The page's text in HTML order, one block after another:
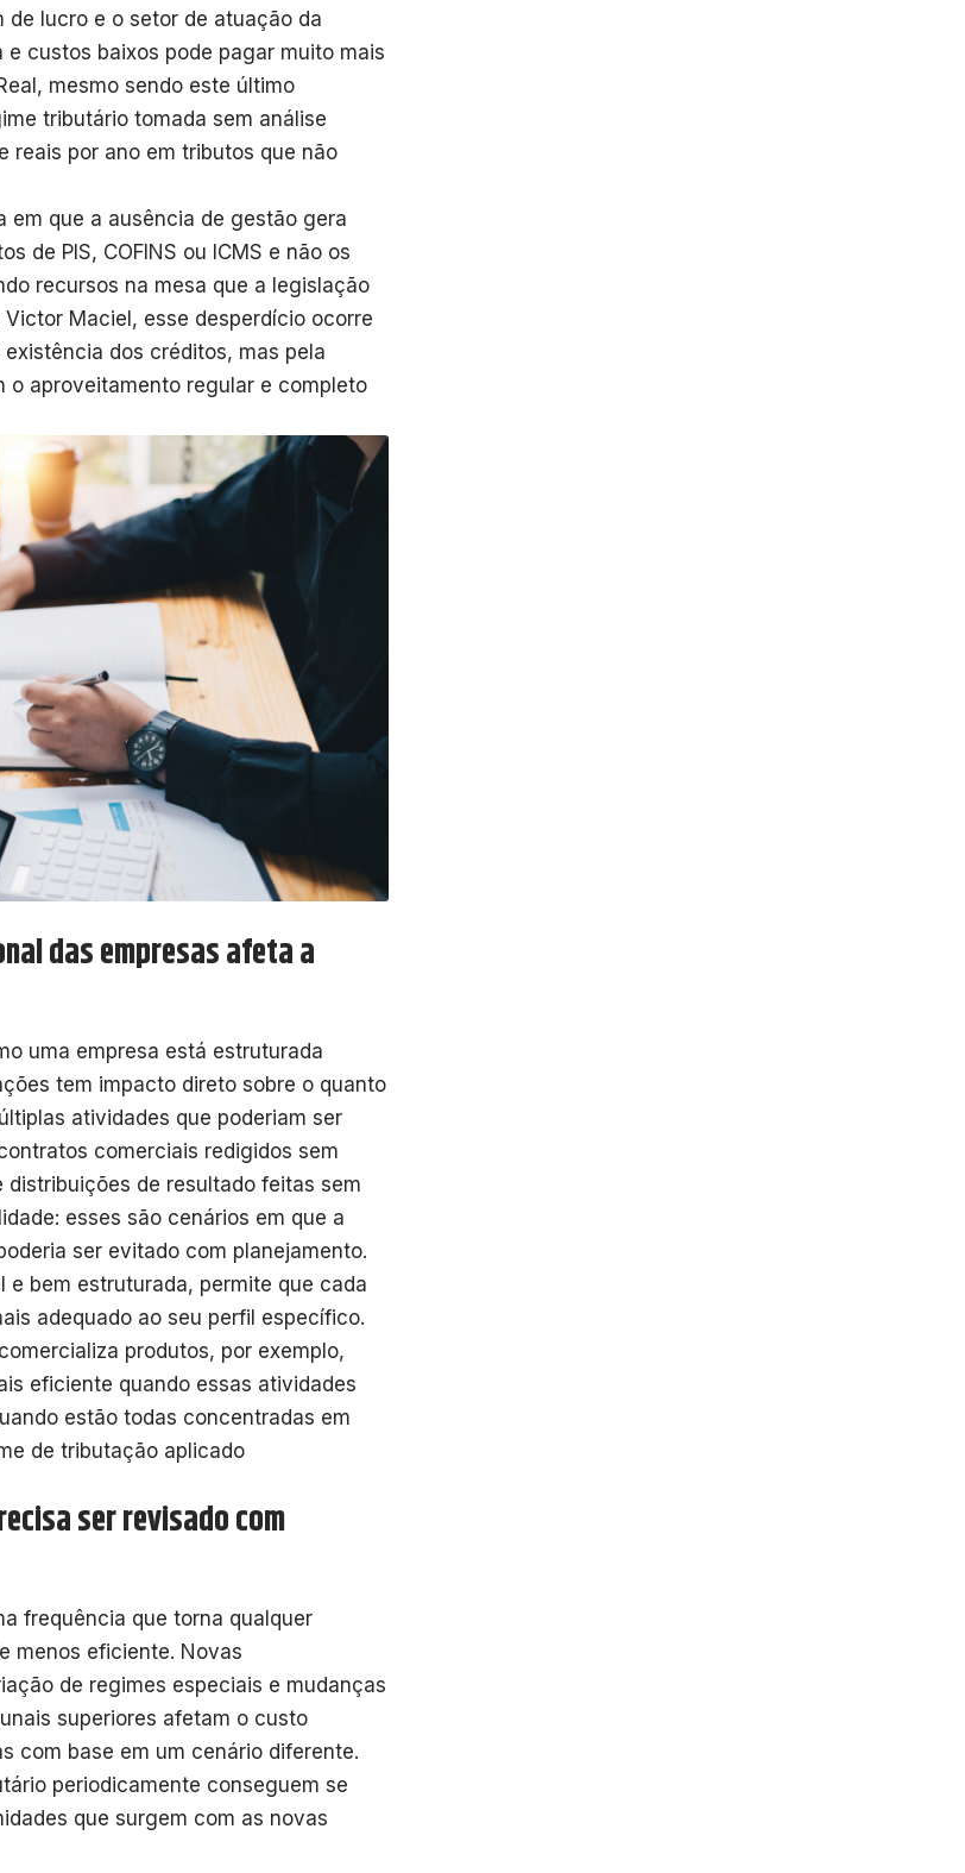
lucro e o setor de atuação da
custos baixos pode pagar muito mais
mesmo sendo este último
tributário tomada sem análise
reais por ano em tributos que não
em que a ausência de gestão gera
de PIS, COFINS ou ICMS e não os
recursos na mesa que a legislação
Maciel, esse desperdício ocorre
dos créditos, mas pela
o aproveitamento regular e completo
das empresas afeta a
uma empresa está estruturada
tem impacto direto sobre o quanto
atividades que poderiam ser
comerciais redigidos sem
de resultado feitas sem
esses são cenários em que a
ser evitado com planejamento.
bem estruturada, permite que cada
adequado ao seu perfil específico.
produtos, por exemplo,
eficiente quando essas atividades
estão todas concentradas em
de tributação aplicado
ser revisado com
frequência que torna qualquer
menos eficiente. Novas
de regimes especiais e mudanças
superiores afetam o custo
com base em um cenário diferente.
periodicamente conseguem se
que surgem com as novas